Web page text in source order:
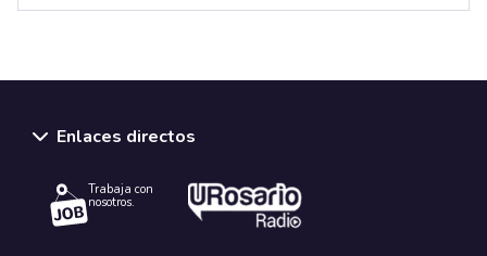
Enlaces directos
Trabaja con
nosotros.